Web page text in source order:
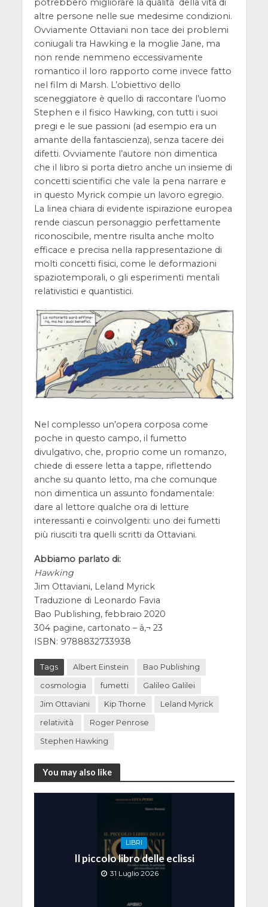
altre persone nelle sue medesime condizioni.
Ovviamente Ottaviani non tace dei problemi
coniugali tra Hawking e la moglie Jane, ma
non rende nemmeno eccessivamente
romantico il loro rapporto come invece fatto
nel film di Marsh. L’obiettivo dello
sceneggiatore è quello di raccontare l’uomo
Stephen e il fisico Hawking, con tutti i suoi
pregi e le sue passioni (ad esempio era un
amante della fantascienza), senza tacere dei
difetti. Ovviamente l’autore non dimentica
che il libro si porta dietro anche un insieme di
concetti scientifici che vale la pena narrare e
in questo Myrick compie un lavoro egregio.
La linea chiara di evidente ispirazione europea
rende ciascun personaggio perfettamente
riconoscibile, mentre risulta anche molto
efficace e precisa nella rappresentazione di
molti concetti fisici, come le deformazioni
spaziotemporali, o gli esperimenti mentali
relativistici e quantistici.
Nel complesso un’opera corposa come
poche in questo campo, il fumetto
divulgativo, che, proprio come un romanzo,
chiede di essere letta a tappe, riflettendo
anche su quanto letto, ma che comunque
non dimentica un assunto fondamentale:
dare al lettore qualche ora di letture
interessanti e coinvolgenti: uno dei fumetti
più riusciti tra quelli scritti da Ottaviani.
Abbiamo parlato di:
Hawking
Jim Ottaviani, Leland Myrick
Traduzione di Leonardo Favia
Bao Publishing, febbraio 2020
304 pagine, cartonato – â‚¬ 23
ISBN: 9788832733938
Tags Albert Einstein Bao Publishing
cosmologia fumetti Galileo Galilei
Jim Ottaviani Kip Thorne Leland Myrick
relatività Roger Penrose
Stephen Hawking
You may also like
LIBRI
Il piccolo libro delle eclissi
31 Luglio 2026